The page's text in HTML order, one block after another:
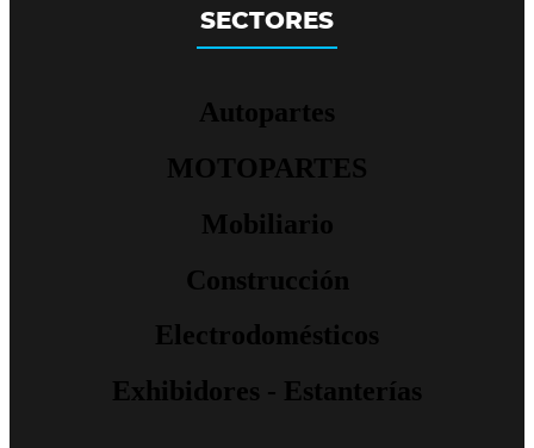
SECTORES
Autopartes
MOTOPARTES
Mobiliario
Construcción
Electrodomésticos
Exhibidores - Estanterías